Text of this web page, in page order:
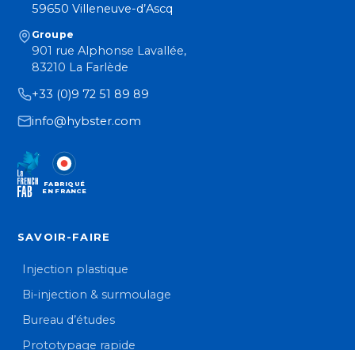
59650 Villeneuve-d’Ascq
Groupe
901 rue Alphonse Lavallée,
83210 La Farlède
+33 (0)9 72 51 89 89
info@hybster.com
FABRIQUÉ
EN FRANCE
SAVOIR-FAIRE
Injection plastique
Bi-injection & surmoulage
Bureau d’études
Prototypage rapide